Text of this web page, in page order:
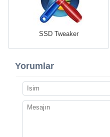
SSD Tweaker
Yorumlar